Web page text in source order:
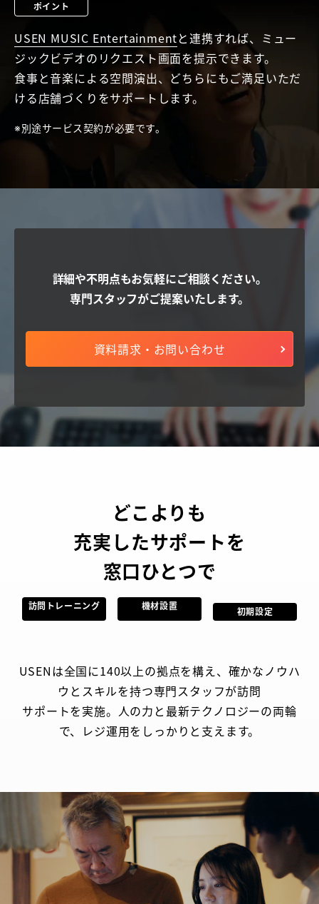
ポイント
USEN MUSIC Entertainmentと連携すれば、ミュー
ジックビデオのリクエスト画面を提示できます。
食事と音楽による空間演出、どちらにもご満足いただ
ける店舗づくりをサポートします。
別途サービス契約が必要です。
詳細や不明点もお気軽にご相談ください。
専門スタッフがご提案いたします。
資料請求・お問い合わせ
どこよりも
充実したサポートを
窓口ひとつで
訪問トレーニング 機材設置 初期設定
USENは全国に140以上の拠点を構え、確かなノウハ
ウとスキルを持つ専門スタッフが訪問
サポートを実施。人の力と最新テクノロジーの両輪
で、レジ運用をしっかりと支えます。